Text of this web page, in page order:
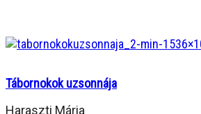
Tábornokok uzsonnája
Haraszti Mária